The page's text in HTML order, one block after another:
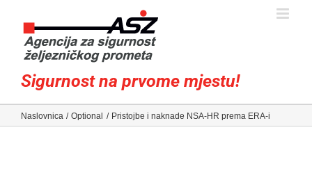
Sigurnost na prvome mjestu!
Naslovnica Optional Pristojbe i naknade NSA-HR prema ERA-i